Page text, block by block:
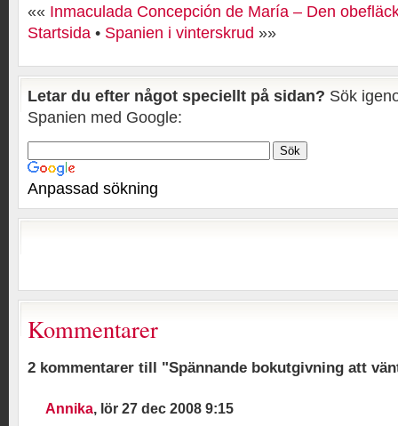
«« Inmaculada Concepción de María – Den
Startsida • Spanien i vinterskrud »»
Letar du efter något speciellt på sidan? Sök
Spanien med Google:
Anpassad sökning
Kommentarer
2 kommentarer till "Spännande bokutgivning att
Annika, lör 27 dec 2008 9:15